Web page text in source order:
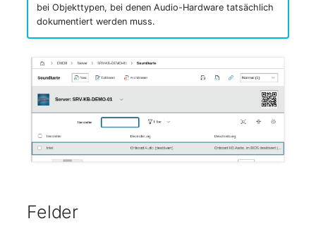
versionen
Middleware
Mobiltelefon
Monitor
Netzersatzanlage
bei Objekttypen, bei denen Audio-Hardware tatsächlich
dokumentiert werden muss.
Felder